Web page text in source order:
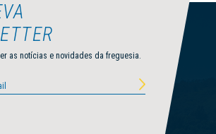
as notícias e novidades da freguesia.